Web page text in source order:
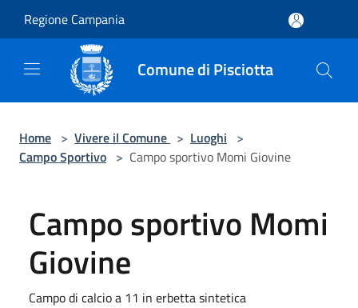
Regione Campania
Comune di Pisciotta
Home > Vivere il Comune > Luoghi >
Campo Sportivo > Campo sportivo Momi Giovine
Campo sportivo Momi
Giovine
Campo di calcio a 11 in erbetta sintetica